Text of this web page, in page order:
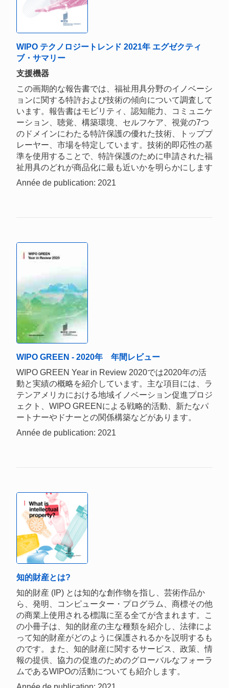
WIPO テクノロジートレンド 2021年 エグゼクティ
ブ・サマリー
支援機器
この画期的な報告書では、福祉用具分野のイノベーシ
ョンに関する特許および技術の傾向について調査して
います。報告書はモビリティ、認知能力、コミュニケ
ーション、聴覚、構築環境、セルフケア、視覚の7つ
のドメインにわたる特許保護の優れた技術、トッププ
レーヤー、市場を特定しています。技術的即応性の基
準を使用することで、特許保護のために申請された福
祉用具のどれが商品化に最も近いかを明らかにします
Année de publication: 2021
WIPO GREEN - 2020年 年間レビュー
WIPO GREEN Year in Review 2020では2020年の活
動と実績の概略を紹介しています。主な項目には、ラ
テンアメリカにおける地域イノベーション促進プロジ
ェクト、WIPO GREENによる戦略的活動、新たなパ
ートナーやドナーとの関係構築などがあります。
Année de publication: 2021
知的財産とは?
知的財産 (IP) とは知的な創作物を指し、芸術作品か
ら、発明、コンピューター・プログラム、商標その他
の商業上使用される標識に至る全てが含まれます。こ
の小冊子は、知的財産の主な種類を紹介し、法律によ
って知的財産がどのように保護されるかを説明するも
のです。また、知的財産に関するサービス、政策、情
報の提供、協力の促進のためのグローバルなフォーラ
ムであるWIPOの活動についても紹介します。